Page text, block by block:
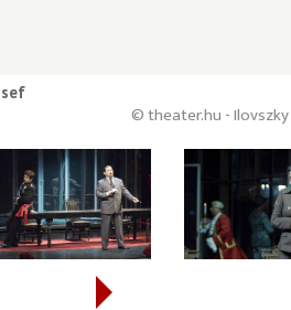
© theater.hu - Ilovszky